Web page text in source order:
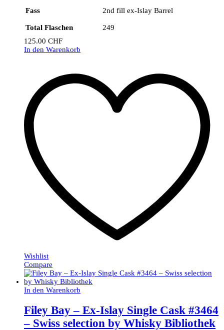
Fass 2nd fill ex-Islay Barrel
Total Flaschen
249
125.00 CHF
In den Warenkorb
Wishlist
Compare
In den Warenkorb
Filey Bay – Ex-Islay Single Cask #3464
– Swiss selection by Whisky Bibliothek